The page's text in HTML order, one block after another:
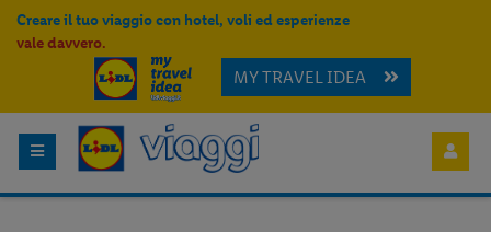
Creare il tuo viaggio con hotel, voli ed esperienze
vale davvero.
MY TRAVEL IDEA